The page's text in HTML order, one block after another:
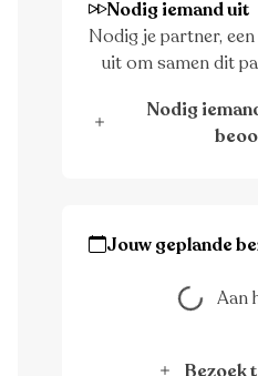
Nodig iemand uit
Nodig je partner,
uit om samen dit
Nodig
Jouw geplande
Aan het laden...Aan